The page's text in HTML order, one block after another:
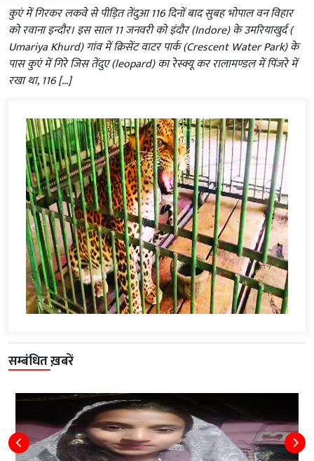
कुएं में गिरकर लकवे से पीड़ित तेंदुआ 116 दिनों बाद सुबह भोपाल वन विहार
को रवाना इन्दौर। इस साल 11 जनवरी को इंदौर (Indore) के उमरियाखुर्द (
Umariya Khurd) गांव में क्रिसेंट वाटर पार्क (Crescent Water Park) के
पास कुएं में गिरे जिस तेंदुए (leopard) का रेस्क्यू कर रालामण्डल में पिंजरे में
रखा था, 116 […]
सम्बंधित ख़बरें